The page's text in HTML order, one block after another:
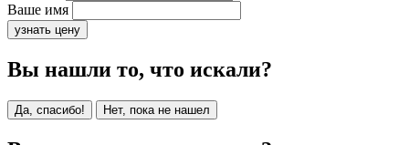
Ваше имя
узнать цену
Вы нашли то, что искали?
Да, спасибо! Нет, пока не нашел